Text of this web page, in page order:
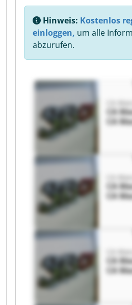
Hinweis: Kostenlos
einloggen, um alle
abzurufen.
CA
CA
CA
CA
CA
CA
CA
CA
CA